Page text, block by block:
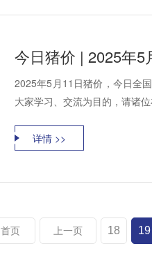
今日猪价 | 2025年5
2025年5月11日猪价，今日全
大家学习、交流为目的，请诸
详情 >>
首页 上一页 18 19